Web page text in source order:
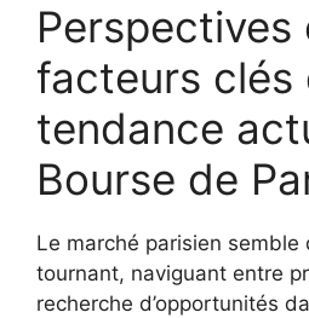
Perspectives
facteurs clés
tendance
Bourse de
Le marché parisien semble
tournant, naviguant entre
recherche d’opportunités